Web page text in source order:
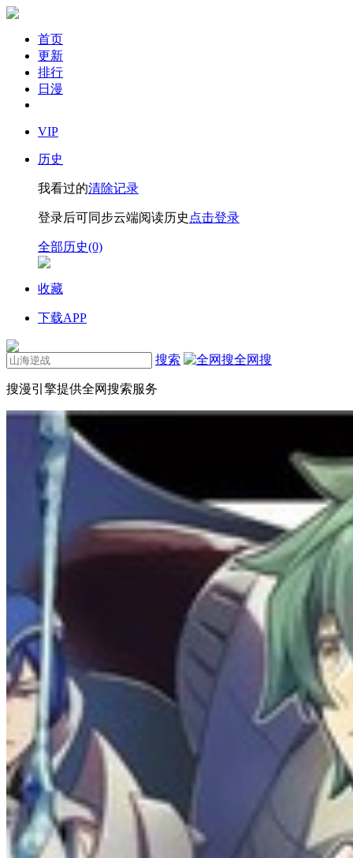
首页
更新
排行
日漫
VIP
历史
我看过的清除记录
登录后可同步云端阅读历史 点击登录
全部历史(0)
收藏
下载APP
搜索 全网搜
搜漫引擎提供全网搜索服务